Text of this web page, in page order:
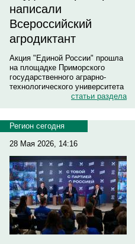
написали
Всероссийский
агродиктант
Акция "Единой России" прошла
на площадке Приморского
государственного аграрно-
технологического университета
статьи раздела
Регион сегодня
28 Мая 2026, 14:16